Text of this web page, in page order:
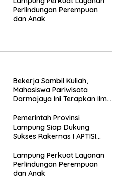
Perlindungan Perempuan
dan Anak
Bekerja Sambil Kuliah,
Mahasiswa Pariwisata
Darmajaya Ini Terapkan Ilmu
Pemerintah Provinsi
Lampung Siap Dukung
Sukses Rakernas I APTISI
Lampung Perkuat Layanan
Perlindungan Perempuan
dan Anak